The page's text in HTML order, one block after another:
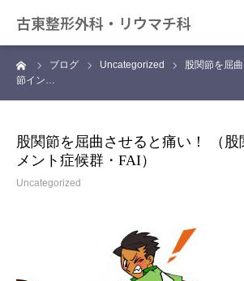
古東整形外科・リウマチ科
ブログ Uncategorized
股関節を屈
節イン…
股関節を屈曲させると痛い！ （股
メント症候群・FAI）
Uncategorized
日帰り手術について
デイサービス きずな